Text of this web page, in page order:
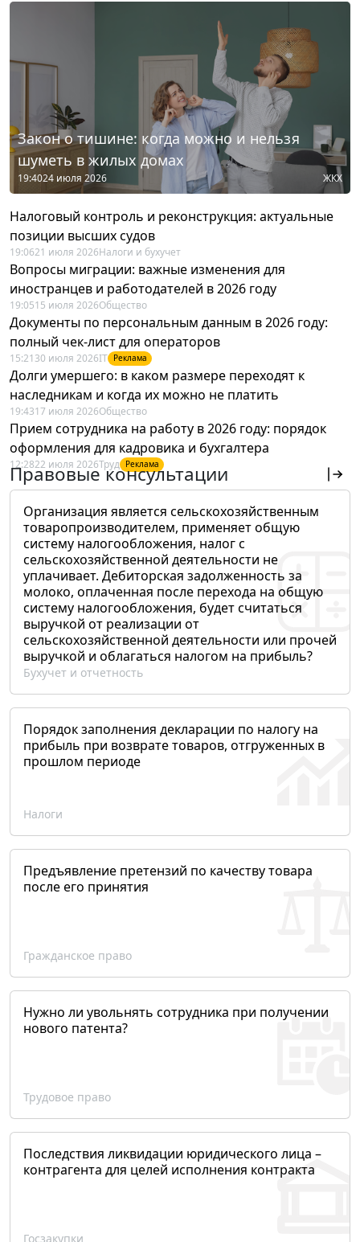
Закон о тишине: когда можно и нельзя
шуметь в жилых домах
19:4024 июля 2026 ЖКХ
Налоговый контроль и реконструкция: актуальные
позиции высших судов
19:0621 июля 2026Налоги и бухучет
Вопросы миграции: важные изменения для
иностранцев и работодателей в 2026 году
19:0515 июля 2026Общество
Документы по персональным данным в 2026 году:
полный чек-лист для операторов
15:21 30 июля 2026IT Реклама
Долги умершего: в каком размере переходят к
наследникам и когда их можно не платить
19:4317 июля 2026Общество
Прием сотрудника на работу в 2026 году: порядок
оформления для кадровика и бухгалтера
12:2822 июля 2026Труд Реклама
Правовые консультации
Организация является сельскохозяйственным
товаропроизводителем, применяет общую
систему налогообложения, налог с
сельскохозяйственной деятельности не
уплачивает. Дебиторская задолженность за
молоко, оплаченная после перехода на общую
систему налогообложения, будет считаться
выручкой от реализации от
сельскохозяйственной деятельности или прочей
выручкой и облагаться налогом на прибыль?
Бухучет и отчетность
Порядок заполнения декларации по налогу на
прибыль при возврате товаров, отгруженных в
прошлом периоде
Налоги
Предъявление претензий по качеству товара
после его принятия
Гражданское право
Нужно ли увольнять сотрудника при получении
нового патента?
Трудовое право
Последствия ликвидации юридического лица –
контрагента для целей исполнения контракта
Госзакупки